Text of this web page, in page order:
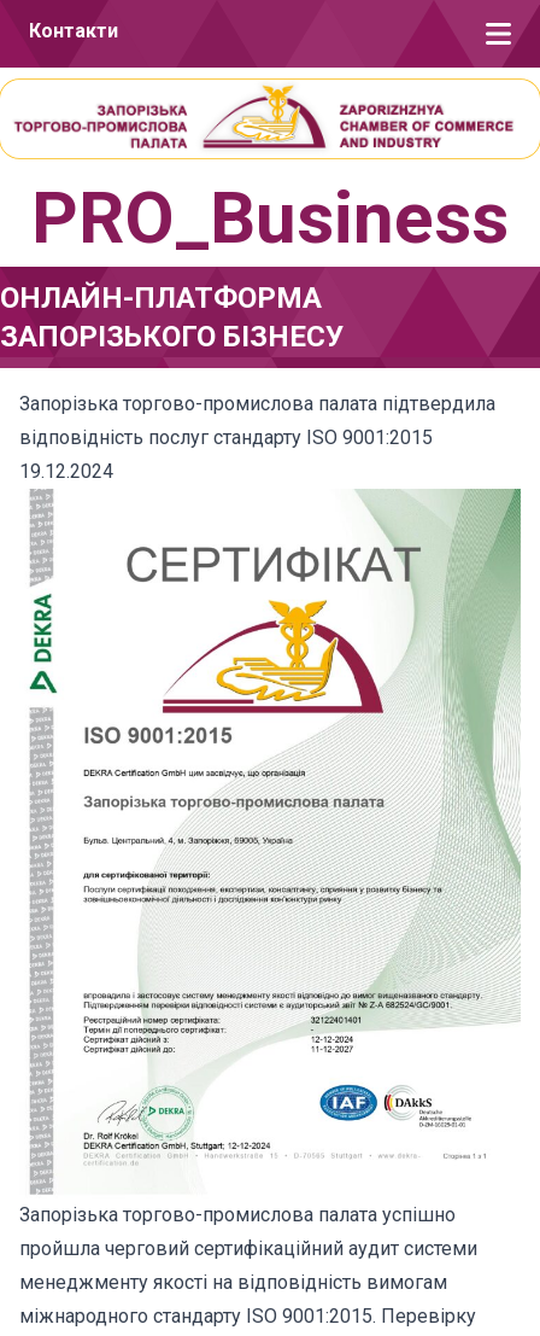
Контакти
PRO_Business
ОНЛАЙН-ПЛАТФОРМА
ЗАПОРІЗЬКОГО БІЗНЕСУ
Запорізька торгово-промислова палата підтвердила
відповідність послуг стандарту ISO 9001:2015
19.12.2024
Запорізька торгово-промислова палата успішно
пройшла черговий сертифікаційний аудит системи
менеджменту якості на відповідність вимогам
міжнародного стандарту ISO 9001:2015. Перевірку